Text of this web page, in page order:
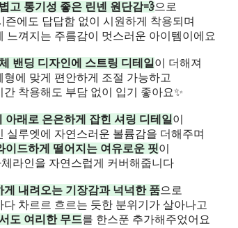
고 통기성 좋은 린넨 원단감💨으로
즌에도 답답함 없이 시원하게 착용되며
느껴지는 주름감이 멋스러운 아이템이에요
밴딩 디자인에 스트링 디테일 이 더해져
형에 맞게 편안하게 조절 가능하고
간 착용해도 부담 없이 입기 좋아요✨
아래로 은은하게 잡힌 셔링 디테일 이
실루엣에 자연스러운 볼륨감을 더해주며
이드하게 떨어지는 여유로운 핏이
라인을 자연스럽게 커버해줍니다
게 내려오는 기장감과 넉넉한 품으로
다 차르르 흐르는 듯한 분위기가 살아나고
도 여리한 무드를 한스푼 추가해주었어요